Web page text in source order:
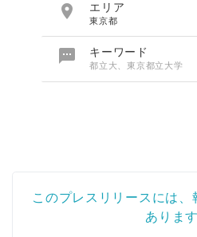
 エリア
東京都
 キーワード
都立大、東京都立大学
このプレスリリースには
あります